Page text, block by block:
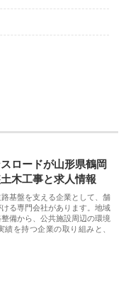
ロードが山形県鶴岡
木工事と求人情報
基盤を支える企業として、舗
る専門会社があります。地域
備から、公共施設周辺の環境
績を持つ企業の取り組みと、